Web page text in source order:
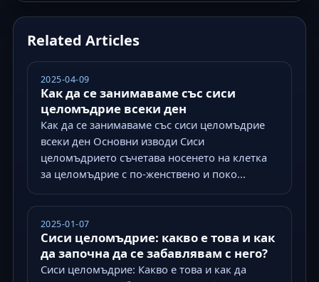
Related Articles
2025-04-09
Как да се занимаваме със сиси
целомъдрие всеки ден
Как да се занимаваме със сиси целомъдрие
всеки ден Основни изводи Сиси
целомъдрието съчетава носенето на клетка
за целомъдрие с по-женствено и поко...
2025-01-07
Сиси целомъдрие: какво е това и как
да започна да се забавлявам с него?
Сиси целомъдрие: Какво е това и как да